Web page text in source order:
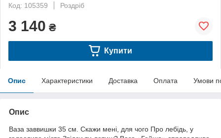
Код: 105359
Роздріб
3 140 ₴
Купити
Опис Характеристики Доставка Оплата Умови
Опис
Ваза заввишки 35 см. Скажи мені, для чого Про лебідь, у